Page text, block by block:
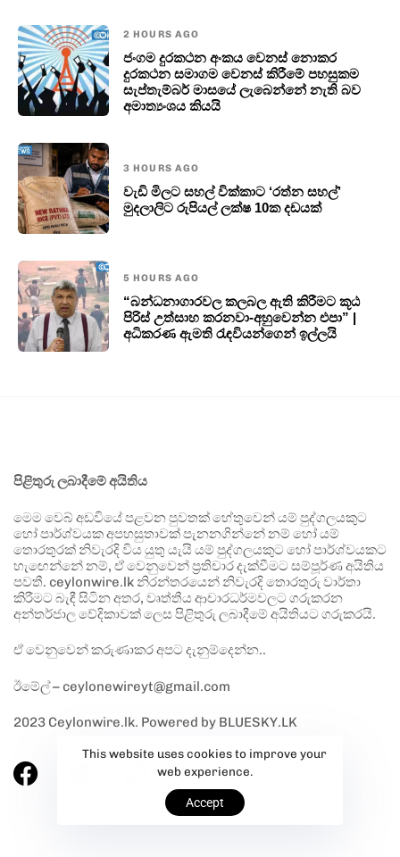
2 HOURS AGO
ජංගම දුරකථන අංකය වෙනස් නොකර
දුරකථන සමාගම වෙනස් කිරීමේ පහසුකම
සැප්තැම්බර් මාසයේ ලැබෙන්නේ නැති බව
අමාත්‍යංශය කියයි
3 HOURS AGO
වැඩි මිලට සහල් වික්කාට ‘රත්න සහල්’
මුදලාලිට රුපියල් ලක්ෂ 10ක දඩයක්
5 HOURS AGO
“බන්ධනාගාරවල කලබල ඇති කිරීමට කූඨ
පිරිස් උත්සාහ කරනවා-අහුවෙන්න එපා” |
අධිකරණ ඇමති රැඳවියන්ගෙන් ඉල්ලයි
පිළිතුරු ලබාදීමේ අයිතිය
මෙම වෙබ් අඩවියේ පළවන පුවතක් හේතුවෙන් යම් පුද්ගලයකුට
හෝ පාර්ශ්වයක අපහසුතාවක් පැනනගින්නේ නම් හෝ යම්
තොරතුරක් නිවැරදි විය යුතු යැයි යම් පුද්ගලයකුට හෝ පාර්ශ්වයකට
හැඟෙන්නේ නම්, ඒ වෙනුවෙන් ප්‍රතිචාර දැක්වීමට සම්පූර්ණ අයිතිය
පවතී. ceylonwire.lk නිරන්තරයෙන් නිවැරදි තොරතුරු වාර්තා
කිරීමට බැඳී සිටින අතර, වෘත්තීය ආචාරධර්මවලට ගරුකරන
අන්තර්ජාල වේදිකාවක් ලෙස පිළිතුරු ලබාදීමේ අයිතියට ගරුකරයි.
ඒ වෙනුවෙන් කරුණාකර අපට දැනුම්දෙන්න..
ඊමේල් – ceylonewireyt@gmail.com
2023 Ceylonwire.lk. Powered by BLUESKY.LK
This website uses cookies to improve your
web experience.
Accept